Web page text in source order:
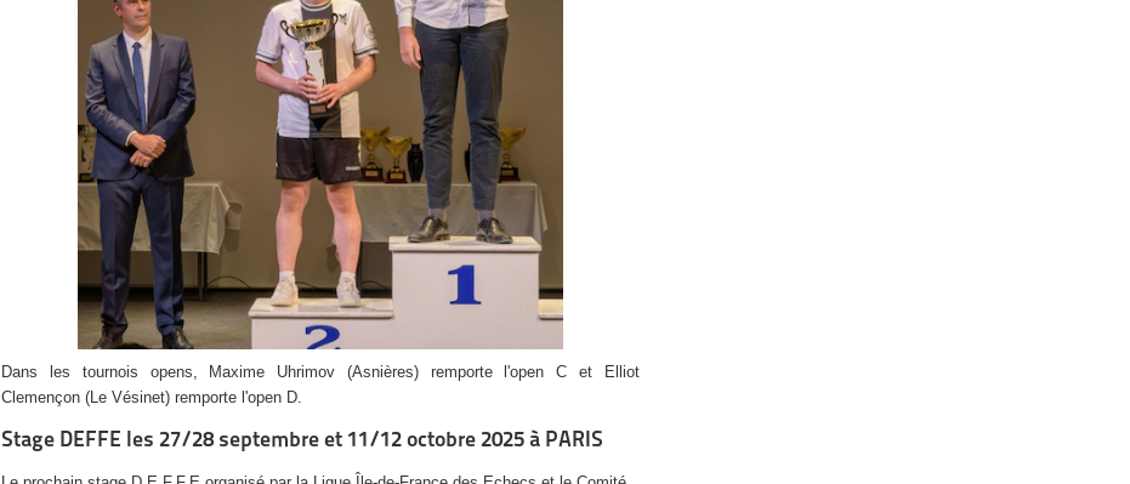
Dans les tournois opens, Maxime Uhrimov (Asnières) remporte l'open C et Elliot
Clemençon (Le Vésinet) remporte l'open D.
Stage DEFFE les 27/28 septembre et 11/12 octobre 2025 à PARIS